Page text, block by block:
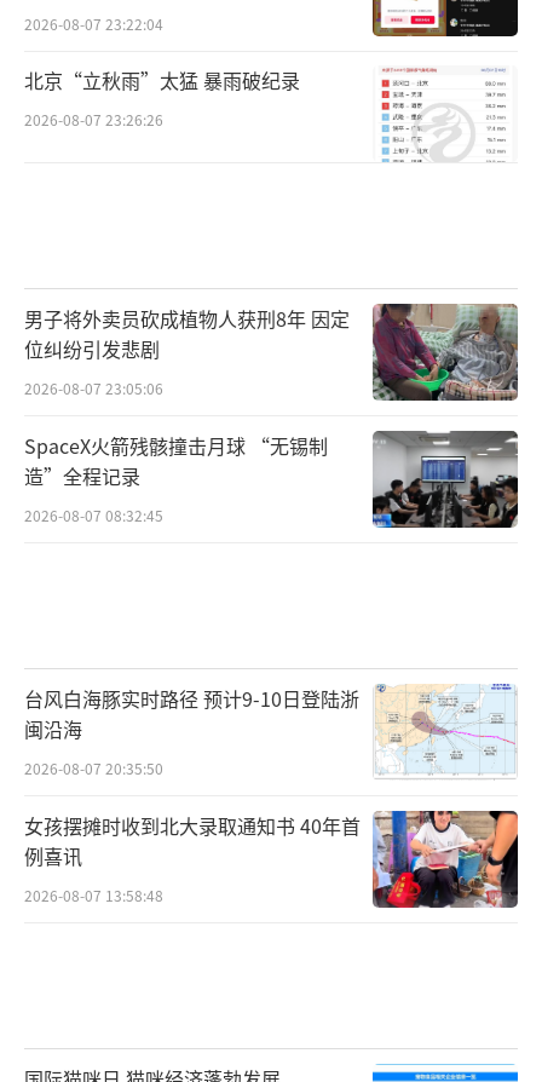
2026-08-07 23:22:04
北京“立秋雨”太猛 暴雨破纪录
2026-08-07 23:26:26
男子将外卖员砍成植物人获刑8年 因定
位纠纷引发悲剧
2026-08-07 23:05:06
SpaceX火箭残骸撞击月球 “无锡制
造”全程记录
2026-08-07 08:32:45
台风白海豚实时路径 预计9-10日登陆浙
闽沿海
2026-08-07 20:35:50
女孩摆摊时收到北大录取通知书 40年首
例喜讯
2026-08-07 13:58:48